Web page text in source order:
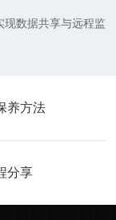
数据共享与远程监
养方法
分享